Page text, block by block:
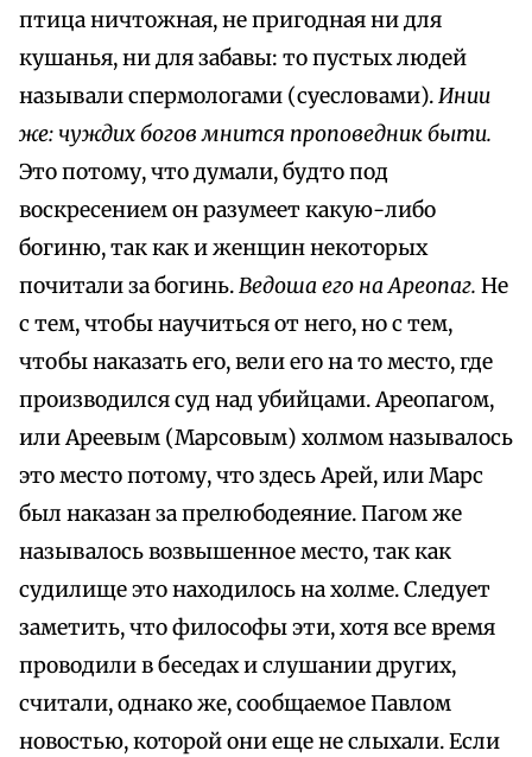
птица ничтожная, не пригодная ни для
кушанья, ни для забавы: то пустых людей
называли спермологами (суесловами).Инии
же: чуждих богов мнится проповедник быти.
Это потому, что думали, будто под
воскресением он разумеет какую-либо
богиню, так как и женщин некоторых
почитали за богинь.Ведоша его на Ареопаг. Не
с тем, чтобы научиться от него, но с тем,
чтобы наказать его, вели его на то место, где
производился суд над убийцами. Ареопагом,
или Ареевым (Марсовым) холмом называлось
это место потому, что здесь Арей, или Марс
был наказан за прелюбодеяние. Пагом же
называлось возвышенное место, так как
судилище это находилось на холме. Следует
заметить, что философы эти, хотя все время
проводили в беседах и слушании других,
считали, однако же, сообщаемое Павлом
новостью, которой они еще не слыхали. Если